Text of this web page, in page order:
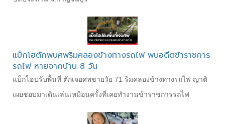
แบ็กโฮตักพบศพริมคลองข้างทางรถไฟ พบอดีตข้าราชการ
รถไฟ หายจากบ้าน 8 วัน
แบ็กโฮปรับพื้นที่ ตักเจอศพชายวัย 71 ริมคลองข้างทางรถไฟ ญาติ
เผยชอบมาเดินเล่นเหมือนครั้งที่เคยทำงานข้าราชการรถไฟ